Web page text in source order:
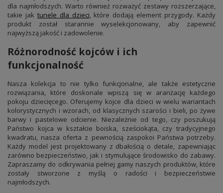
dla najmłodszych. Warto również rozważyć zestawy rozszerzające,
takie jak tunele dla dzieci, które dodają element przygody. Każdy
produkt został starannie wyselekcjonowany, aby zapewnić
najwyższą jakość i zadowolenie.
Różnorodność kojców i ich
funkcjonalność
Nasza kolekcja to nie tylko funkcjonalne, ale także estetyczne
rozwiązania, które doskonale wpiszą się w aranżację każdego
pokoju dziecięcego. Oferujemy kojce dla dzieci w wielu wariantach
kolorystycznych i wzorach, od klasycznych szarości i bieli, po żywe
barwy i pastelowe odcienie. Niezależnie od tego, czy poszukują
Państwo kojca w kształcie boiska, sześciokąta, czy tradycyjnego
kwadratu, nasza oferta z pewnością zaspokoi Państwa potrzeby.
Każdy model jest projektowany z dbałością o detale, zapewniając
zarówno bezpieczeństwo, jak i stymulujące środowisko do zabawy.
Zapraszamy do odkrywania pełnej gamy naszych produktów, które
zostały stworzone z myślą o radości i bezpieczeństwie
najmłodszych.